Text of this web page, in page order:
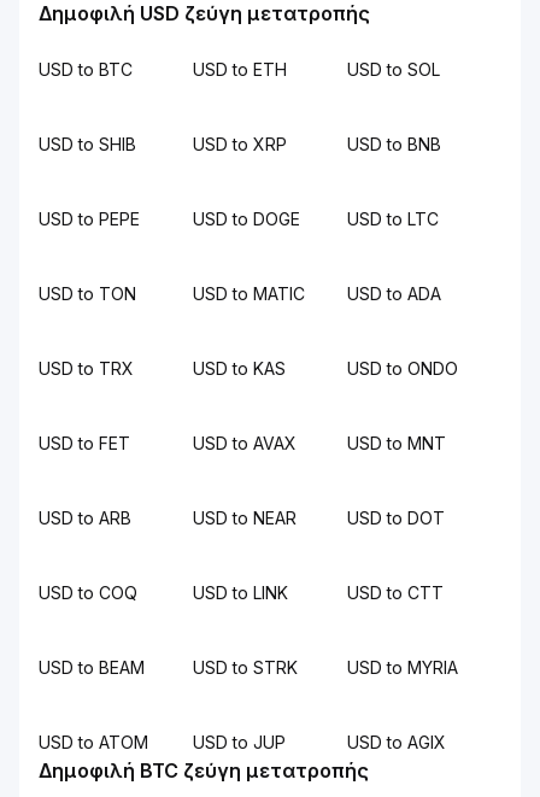
Δημοφιλή USD ζεύγη μετατροπής
USD to BTC USD to ETH USD to SOL
USD to SHIB USD to XRP USD to BNB
USD to PEPE USD to DOGE USD to LTC
USD to TON USD to MATIC USD to ADA
USD to TRX USD to KAS USD to ONDO
USD to FET USD to AVAX USD to MNT
USD to ARB USD to NEAR USD to DOT
USD to COQ USD to LINK USD to CTT
USD to BEAM USD to STRK USD to MYRIA
USD to ATOM USD to JUP USD to AGIX
Δημοφιλή BTC ζεύγη μετατροπής